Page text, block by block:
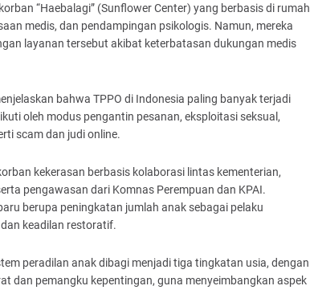
“Haebalagi” (Sunflower Center) yang berbasis di rumah
medis, dan pendampingan psikologis. Namun, mereka
layanan tersebut akibat keterbatasan dukungan medis
bahwa TPPO di Indonesia paling banyak terjadi
oleh modus pengantin pesanan, eksploitasi seksual,
scam dan judi online.
kekerasan berbasis kolaborasi lintas kementerian,
pengawasan dari Komnas Perempuan dan KPAI.
berupa peningkatan jumlah anak sebagai pelaku
keadilan restoratif.
peradilan anak dibagi menjadi tiga tingkatan usia, dengan
dan pemangku kepentingan, guna menyeimbangkan aspek